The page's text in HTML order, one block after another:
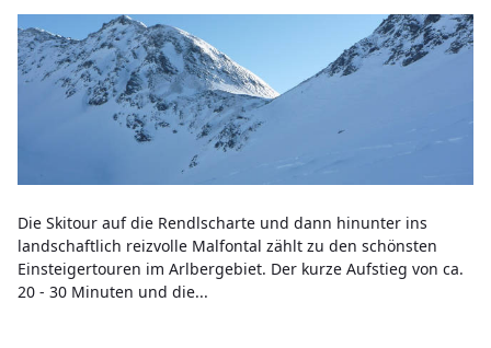
Die Skitour auf die Rendlscharte und dann hinunter ins
landschaftlich reizvolle Malfontal zählt zu den schönsten
Einsteigertouren im Arlbergebiet. Der kurze Aufstieg von ca.
20 - 30 Minuten und die...